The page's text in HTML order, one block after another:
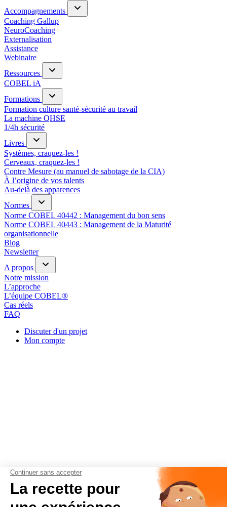
Accompagnements
Coaching Gallup
NeuroCoaching
Externalisation
Assistance
Webinaire
Ressources
COBEL iA
Formations
Formation culture santé-sécurité au travail
La machine QHSE
1/4h sécurité
Livres
Systèmes, craquez-les !
Cerveaux, craquez-les !
Contre Mesure (au manuel de sabotage de la CIA)
À l’origine de vos talents
Au-delà des apparences
Normes
Norme COBEL 40442 : Management du bon sens
Norme COBEL 40443 : Management de la Maturité
organisationnelle
Blog
Newsletter
A propos
Notre mission
L’approche
L’équipe COBEL®
Cas réels
FAQ
Discuter d'un projet
Mon compte